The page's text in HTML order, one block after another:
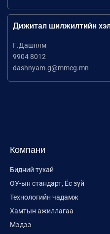
Дижитал шилжилтийн
Г.Дашням
9904 8012
dashnyam.g@mmcg.mn
Компани
Бидний тухай
ОУ-ын стандарт, Ёс зүй
Технологийн чадамж
Хамтын ажиллагаа
Мэдээ